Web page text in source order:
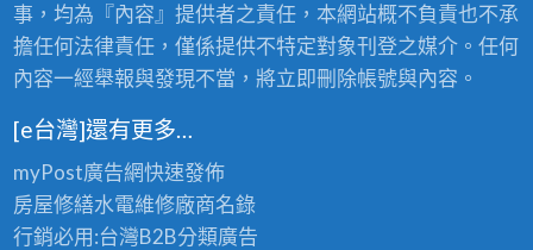
事，均為『內容』提供者之責任，本網站概不負責也不承
擔任何法律責任，僅係提供不特定對象刊登之媒介。任何
內容一經舉報與發現不當，將立即刪除帳號與內容。
[e台灣]還有更多…
myPost廣告網快速發佈
房屋修繕水電維修廠商名錄
行銷必用:台灣B2B分類廣告